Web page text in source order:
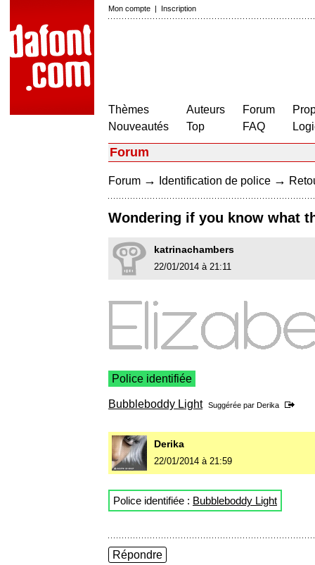
Mon compte | Inscription
Thèmes
Nouveautés
Auteurs
Top
Forum
FAQ
Forum
Forum → Identification de police →
Wondering if you know what
katrinachambers
22/01/2014 à 21:11
Police identifiée
Bubbleboddy Light Suggérée par Derika
Derika
22/01/2014 à 21:59
Police identifiée : Bubbleboddy Light
Répondre